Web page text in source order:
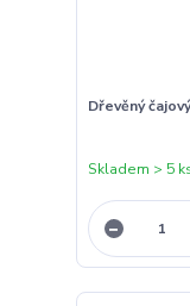
Dřevěný
Skladem > 5